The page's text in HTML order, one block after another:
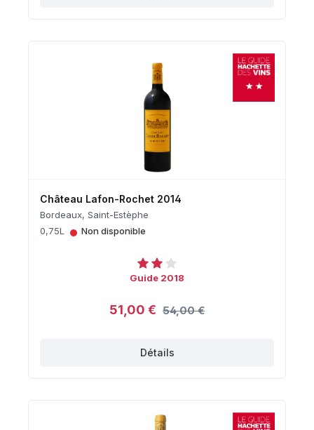
Château Lafon-Rochet 2014
Bordeaux, Saint-Estèphe
0,75L
• Non disponible
Guide 2018
51,00 € 54,00 €
Détails